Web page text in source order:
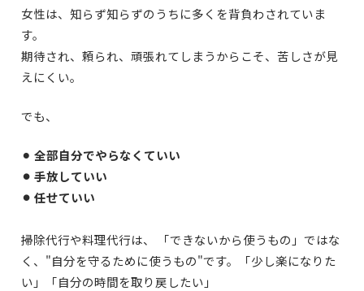
女性は、知らず知らずのうちに多くを背負わされていま
す。
期待され、頼られ、頑張れてしまうからこそ、苦しさが見
えにくい。
でも、
⚫︎全部自分でやらなくていい
⚫︎ 手放していい
⚫︎ 任せていい
掃除代行や料理代行は、
「できないから使うもの」ではな
く、 "自分を守るために使うもの"です。
「少し楽になりた
い」
「自分の時間を取り戻したい」